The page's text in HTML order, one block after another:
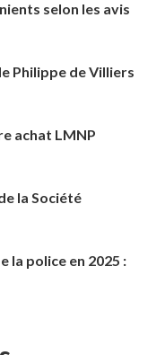
selon les avis
Philippe de Villiers
achat LMNP
la Société
la police en 2025 :